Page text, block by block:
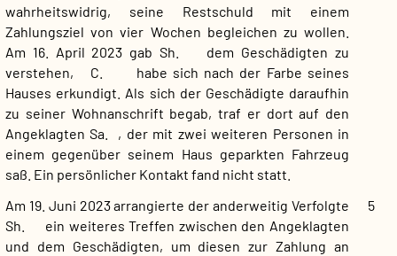
wahrheitswidrig, seine Restschuld mit einem
Zahlungsziel von vier Wochen begleichen zu wollen.
Am 16. April 2023 gab Sh. dem Geschädigten zu
verstehen, C. habe sich nach der Farbe seines
Hauses erkundigt. Als sich der Geschädigte daraufhin
zu seiner Wohnanschrift begab, traf er dort auf den
Angeklagten Sa. , der mit zwei weiteren Personen in
einem gegenüber seinem Haus geparkten Fahrzeug
saß. Ein persönlicher Kontakt fand nicht statt.
5
Am 19. Juni 2023 arrangierte der anderweitig Verfolgte
Sh. ein weiteres Treffen zwischen den Angeklagten
und dem Geschädigten, um diesen zur Zahlung an